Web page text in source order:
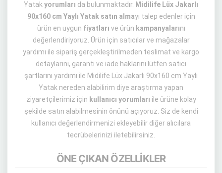
Yatak yorumları da bulunmaktadır. Midilife Lüx Jakarlı
90x160 cm Yaylı Yatak satın almayı talep edenler için
ürün en uygun fiyatları ve ürün kampanyalarını
değerlendiriyoruz. Ürün için satıcılar ve mağazalar
yardımı ile sipariş gerçekleştirilmeden teslimat ve kargo
detaylarını, garanti ve iade haklarını lütfen satıcı
şartlarını yardımı ile Midilife Lüx Jakarlı 90x160 cm Yaylı
Yatak nereden alabilirim diye araştırma yapan
ziyaretçilerimiz için kullanıcı yorumları ile ürüne kolay
şekilde satın alabilmesinin önünü açıyoruz. Siz de kendi
kullanıcı değerlendirmenizi ekleyebilir diğer alıcılara
tecrübelerinizi iletebilirsiniz.
ÖNE ÇIKAN ÖZELLİKLER